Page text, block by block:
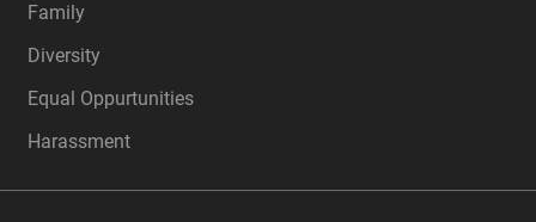
Family
Diversity
Equal Oppurtunities
Harassment